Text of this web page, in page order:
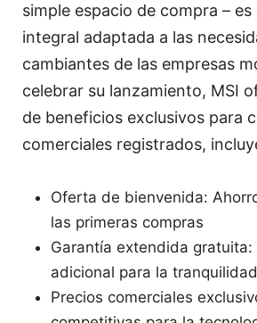
simple espacio de compra –
integral adaptada a las
cambiantes de las empresas
celebrar su lanzamiento, MSI
de beneficios exclusivos para
comerciales registrados,
Oferta de bienvenida:
las primeras compras
Garantía extendida gratuita:
adicional para la tranquilidad
Precios comerciales